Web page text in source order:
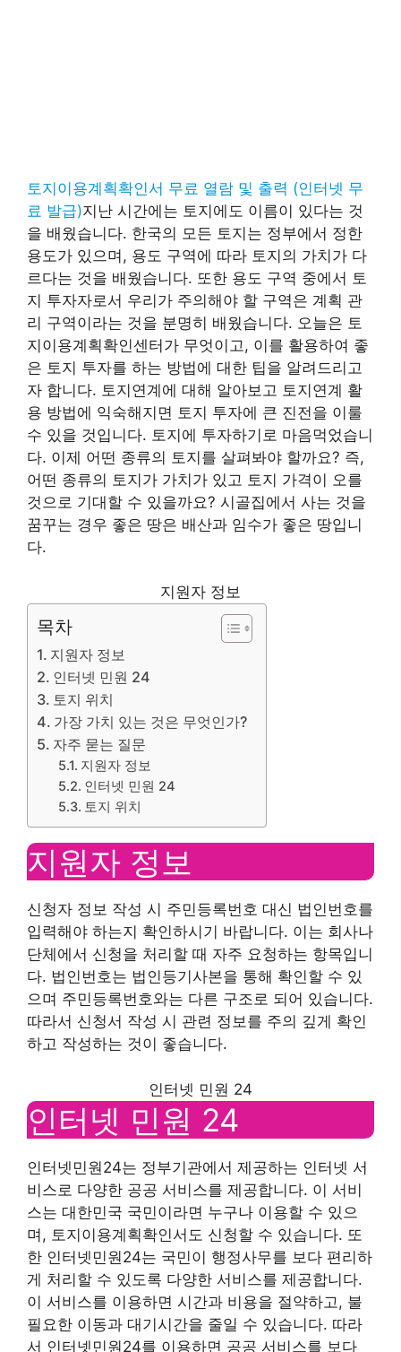
토지이용계획확인서 무료 열람 및 출력 (인터넷 무
료 발급)지난 시간에는 토지에도 이름이 있다는 것
을 배웠습니다. 한국의 모든 토지는 정부에서 정한
용도가 있으며, 용도 구역에 따라 토지의 가치가 다
르다는 것을 배웠습니다. 또한 용도 구역 중에서 토
지 투자자로서 우리가 주의해야 할 구역은 계획 관
리 구역이라는 것을 분명히 배웠습니다. 오늘은 토
지이용계획확인센터가 무엇이고, 이를 활용하여 좋
은 토지 투자를 하는 방법에 대한 팁을 알려드리고
자 합니다. 토지연계에 대해 알아보고 토지연계 활
용 방법에 익숙해지면 토지 투자에 큰 진전을 이룰
수 있을 것입니다. 토지에 투자하기로 마음먹었습니
다. 이제 어떤 종류의 토지를 살펴봐야 할까요? 즉,
어떤 종류의 토지가 가치가 있고 토지 가격이 오를
것으로 기대할 수 있을까요? 시골집에서 사는 것을
꿈꾸는 경우 좋은 땅은 배산과 임수가 좋은 땅입니
다.
지원자 정보
목차
지원자 정보
인터넷 민원 24
토지 위치
가장 가치 있는 것은 무엇인가?
자주 묻는 질문
지원자 정보
인터넷 민원 24
토지 위치
지원자 정보
신청자 정보 작성 시 주민등록번호 대신 법인번호를
입력해야 하는지 확인하시기 바랍니다. 이는 회사나
단체에서 신청을 처리할 때 자주 요청하는 항목입니
다. 법인번호는 법인등기사본을 통해 확인할 수 있
으며 주민등록번호와는 다른 구조로 되어 있습니다.
따라서 신청서 작성 시 관련 정보를 주의 깊게 확인
하고 작성하는 것이 좋습니다.
인터넷 민원 24
인터넷 민원 24
인터넷민원24는 정부기관에서 제공하는 인터넷 서
비스로 다양한 공공 서비스를 제공합니다. 이 서비
스는 대한민국 국민이라면 누구나 이용할 수 있으
며, 토지이용계획확인서도 신청할 수 있습니다. 또
한 인터넷민원24는 국민이 행정사무를 보다 편리하
게 처리할 수 있도록 다양한 서비스를 제공합니다.
이 서비스를 이용하면 시간과 비용을 절약하고, 불
필요한 이동과 대기시간을 줄일 수 있습니다. 따라
서 인터넷민원24를 이용하면 공공 서비스를 보다